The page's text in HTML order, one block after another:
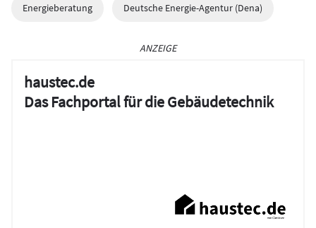
Energieberatung Deutsche Energie-Agentur (Dena)
ANZEIGE
haustec.de
Das Fachportal für die Gebäudetechnik